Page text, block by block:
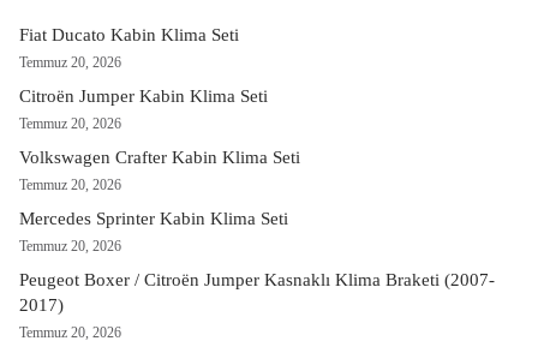
Fiat Ducato Kabin Klima Seti
Temmuz 20, 2026
Citroën Jumper Kabin Klima Seti
Temmuz 20, 2026
Volkswagen Crafter Kabin Klima Seti
Temmuz 20, 2026
Mercedes Sprinter Kabin Klima Seti
Temmuz 20, 2026
Peugeot Boxer / Citroën Jumper Kasnaklı Klima Braketi (2007-
2017)
Temmuz 20, 2026